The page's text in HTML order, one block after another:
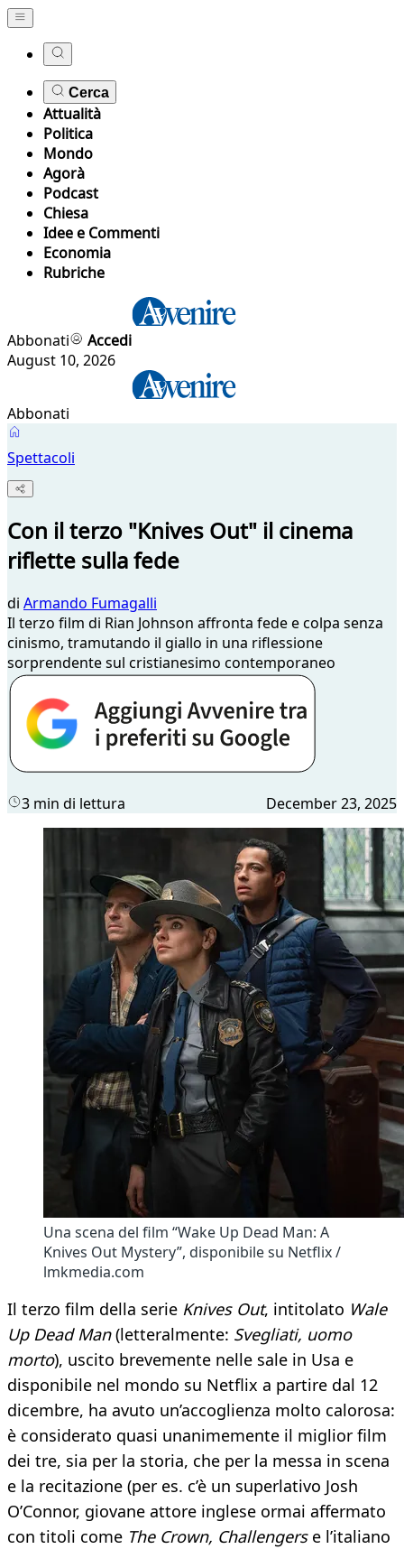
Cerca
Attualità
Politica
Mondo
Agorà
Podcast
Chiesa
Idee e Commenti
Economia
Rubriche
Abbonati
Accedi
August 10, 2026
Abbonati
Spettacoli
Con il terzo "Knives Out" il cinema
riflette sulla fede
di Armando Fumagalli
Il terzo film di Rian Johnson affronta fede e colpa senza
cinismo, tramutando il giallo in una riflessione
sorprendente sul cristianesimo contemporaneo
3 min di lettura December 23, 2025
Una scena del film “Wake Up Dead Man: A
Knives Out Mystery”, disponibile su Netflix /
lmkmedia.com
Il terzo film della serie Knives Out, intitolato Wale
Up Dead Man(letteralmente: Svegliati, uomo
morto), uscito brevemente nelle sale in Usa e
disponibile nel mondo su Netflix a partire dal 12
dicembre, ha avuto un’accoglienza molto calorosa:
è considerato quasi unanimemente il miglior film
dei tre, sia per la storia, che per la messa in scena
e la recitazione (per es. c’è un superlativo Josh
O’Connor, giovane attore inglese ormai affermato
con titoli come The Crown, Challengerse l’italiano